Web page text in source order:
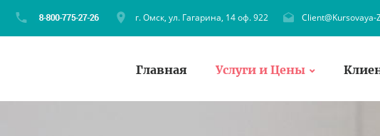
г. Омск, ул. Гагарина, 14 оф. 922 Client@Kursovaya-
Главная Услуги и Цены